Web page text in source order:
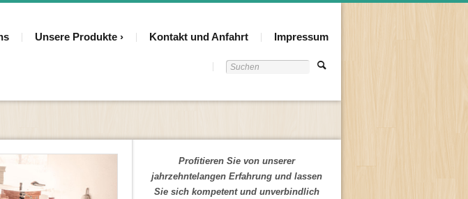
Unsere Produkte Kontakt und Anfahrt Impressum
Profitieren Sie von unserer
jahrzehntelangen Erfahrung und lassen
Sie sich kompetent und unverbindlich